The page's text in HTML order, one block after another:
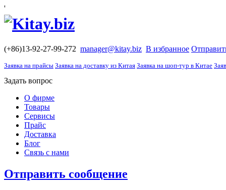
'
(+86)13-92-27-99-272 manager@kitay.biz В избранное
Заявка на прайсы Заявка на доставку из Китая Заявка на шоп-тур в Китае
Задать вопрос
О фирме
Товары
Сервисы
Прайс
Доставка
Блог
Связь с нами
Отправить сообщение